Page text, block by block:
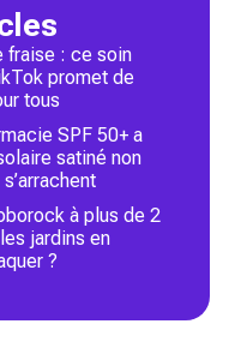
fraise : ce soin
promet de
tous
SPF 50+ a
satiné non
à plus de 2
jardins en
?